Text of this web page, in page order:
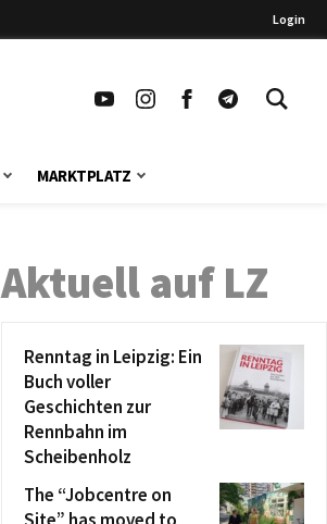
Login
MARKTPLATZ
Aktuell auf LZ
Renntag in Leipzig: Ein
Buch voller
Geschichten zur
Rennbahn im
Scheibenholz
The “Jobcentre on